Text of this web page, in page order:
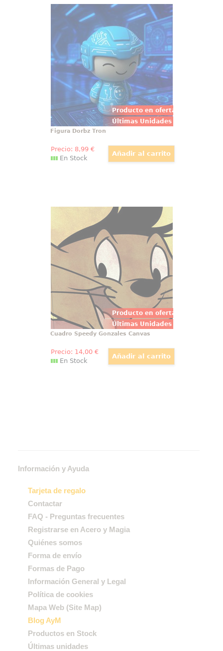
Producto en oferta
Últimas Unidades
Figura Dorbz Tron
Figura de Tron realizada en vinilo
perteneciente a la línea Dortbz de
Funko. La figura tiene una altura
aproximada de 8 cm., y está
basada en la popular película de
Disney "Tronr".
Figura Dorbz Tron
Precio: 8,99€
En Stock
Producto en oferta
Últimas Unidades
Cuadro Speedy Gonzales Canvas
Lienzo realizado en tela de
Speedy Gonzales de los Looney
Tunes, el lienzo tiene un tamaño
aproximado de 30 x 30 cm.
Cuadro Speedy Gonzales Canvas
Precio: 14,00€
En Stock
Información y Ayuda
Tarjeta de regalo
Contactar
FAQ - Preguntas frecuentes
Registrarse en Acero y Magia
Quiénes somos
Forma de envío
Formas de Pago
Información General y Legal
Política de cookies
Mapa Web (Site Map)
Blog AyM
Productos en Stock
Últimas unidades